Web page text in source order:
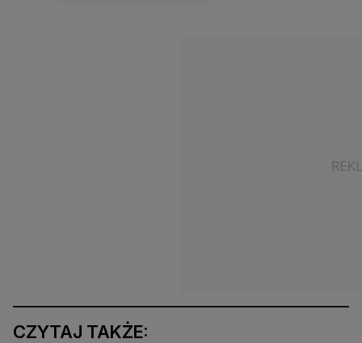
CZYTAJ TAKŻE: